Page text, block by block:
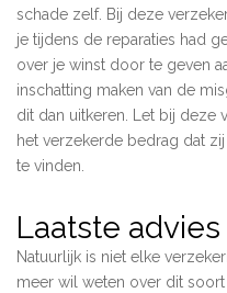
schade zelf. Bij deze
je tijdens de reparaties had
over je winst door te geven
inschatting maken van de
dit dan uitkeren. Let bij deze
het verzekerde bedrag dat
te vinden.
Laatste advies
Natuurlijk is niet elke
meer wil weten over dit